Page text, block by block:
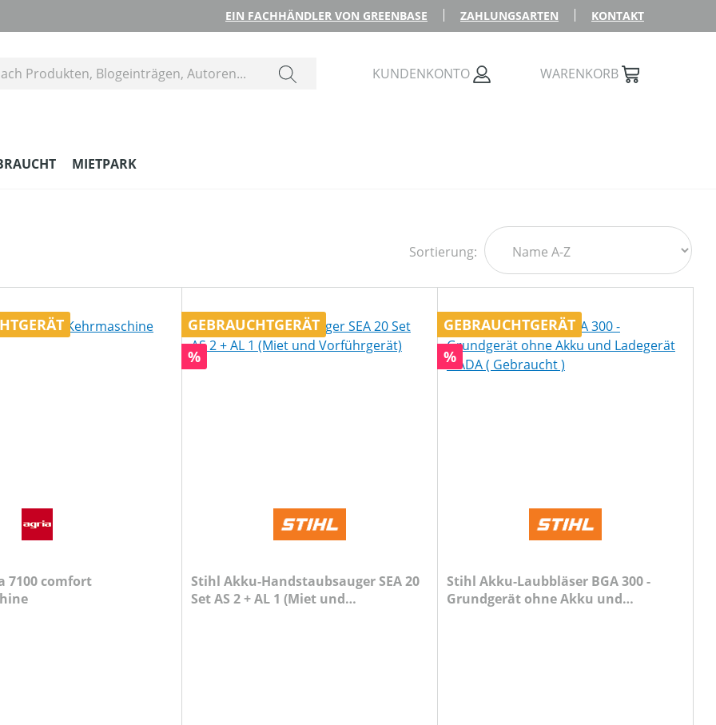
EIN FACHHÄNDLER VON GREENBASE ZAHLUNGSARTEN KONTAKT
KUNDENKONTO WARENKORB
MIETPARK
Sortierung:
7100 comfort
GEBRAUCHTGERÄT
Rabatt
%
Stihl Akku-Handstaubsauger SEA 20
Set AS 2 + AL 1 (Miet und
GEBRAUCHTGERÄT
Rabatt
%
Stihl Akku-Laubbläser BGA 300 -
Grundgerät ohne Akku und